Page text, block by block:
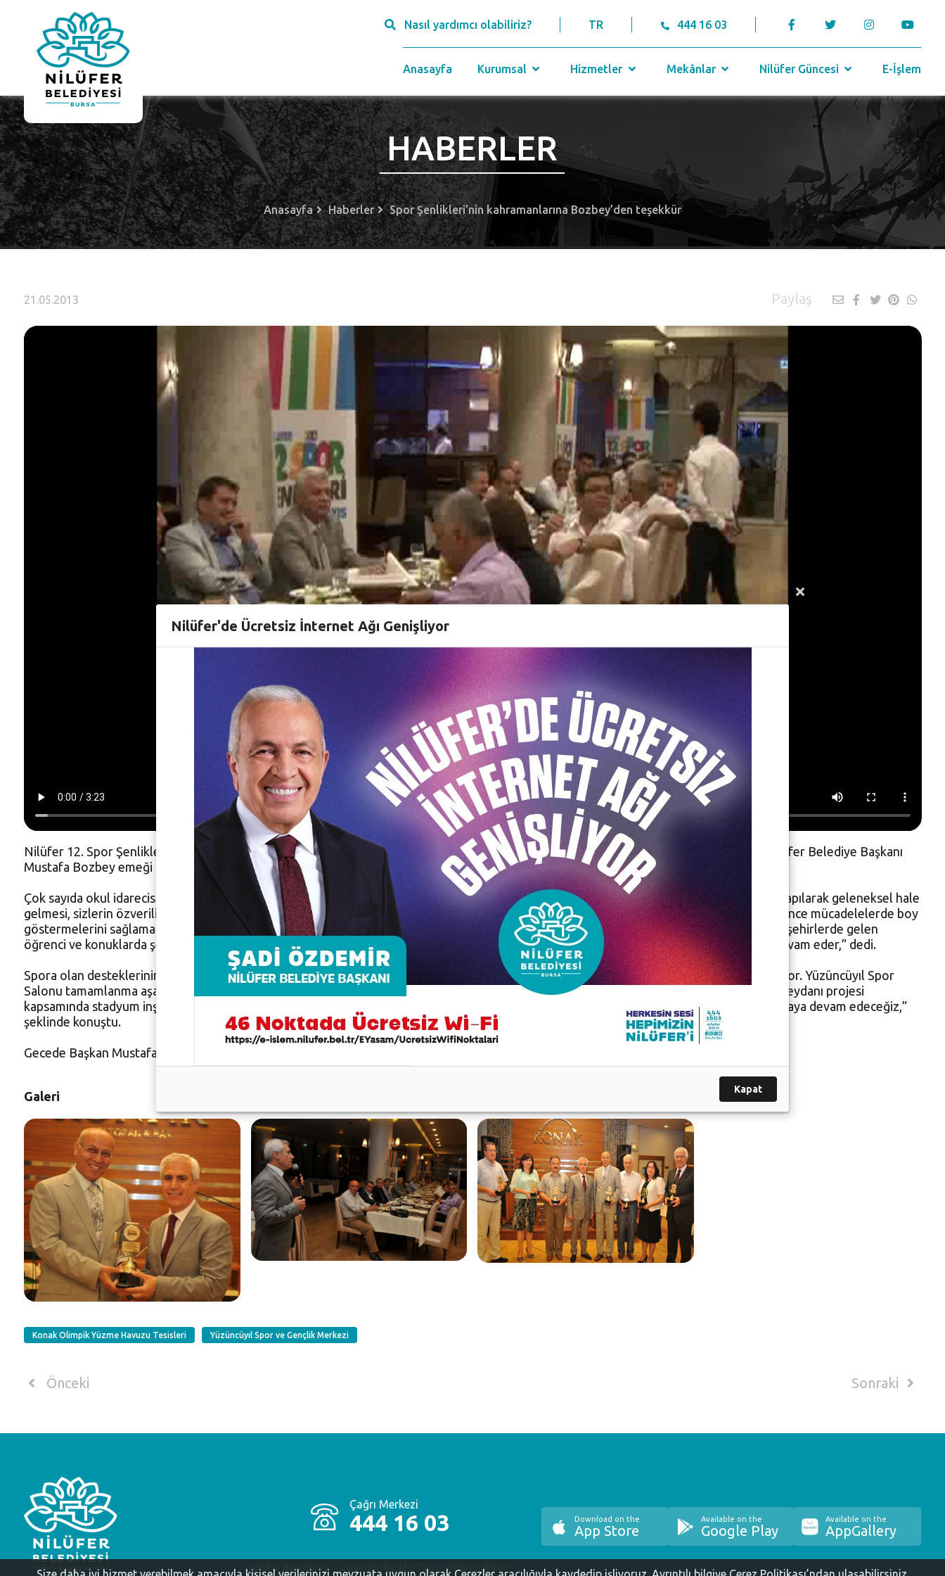
Nasıl yardımcı olabiliriz? TR 444 16 03
Anasayfa Kurumsal Hizmetler Mekânlar Nilüfer Güncesi E-İşlem
HABERLER
Anasayfa Haberler Spor Şenlikleri’nin kahramanlarına Bozbey’den teşekkür
21.05.2013 Paylaş
Nilüfer 12. Spor Şenlikleri bir ay süren dev organizasyonun ardından sona erdi. Konak Olimpik Havuz Restoranda düzenlenen gecede Nilüfer Belediye Başkanı
Mustafa Bozbey emeği geçenlere teşekkür etti.
Çok sayıda okul idarecisi ve öğretmenin bulunduğu gecede konuşan Başkan Mustafa Bozbey, “Bu dev organizasyonun 12 yıldır coşkuyla yapılarak geleneksel hale
gelmesi, sizlerin özverili çalışması ve desteğiyle olmuştur. Geleceğimiz olan çocuklarımızı sporun içerisine sokarak bir ay boyunca centilmence mücadelelerde boy
göstermelerini sağlamak en büyük hedefimizdi. Bir ay boyunca 23 branşta binlerce çocuk mücadele etti ve ter döktü. Son bir hafta kardeş şehirlerde gelen
öğrenci ve konuklarda şenliğimize renk kattı. Umarım okullarımız ve öğrencilerimiz kurulan bağları daha da ileri taşırlar ve ortak ilişkiler devam eder,” dedi.
Spora olan desteklerinin devam edeceğini kaydeden Başkan Mustafa Bozbey, “Cengiz Göllü Spor Salonu çok yakın zamanda kapılarını açıyor. Yüzüncüyıl Spor
Salonu tamamlanma aşamasına geldi. Yakın zamanda Beşevler’de Türkiye’ye örnek olacak bir jimnastik salonu yapacağız. Beşevler Kent Meydanı projesi
kapsamında stadyum inşaatı start aldı. Spor kenti Nilüfer’de çocuklarımızın daha iyi şartlarda spor yapabilmeleri için elimizden geleni yapmaya devam edeceğiz,”
şeklinde konuştu.
Gecede Başkan Mustafa Bozbey, şenliklerde emeği geçen öğretmen ve idarecilere teşekkür ederek plaket verdi.
Galeri
Konak Olimpik Yüzme Havuzu Tesisleri Yüzüncüyıl Spor ve Gençlik Merkezi
Önceki Sonraki
Çağrı Merkezi
444 16 03
Nilüfer Belediyesi. Copyright ©2020 Tüm Hakları Saklıdır.
Download on the
App Store
Available on the
Google Play
Available on the
AppGallery
Nilüfer'de Ücretsiz İnternet Ağı Genişliyor
Kapat